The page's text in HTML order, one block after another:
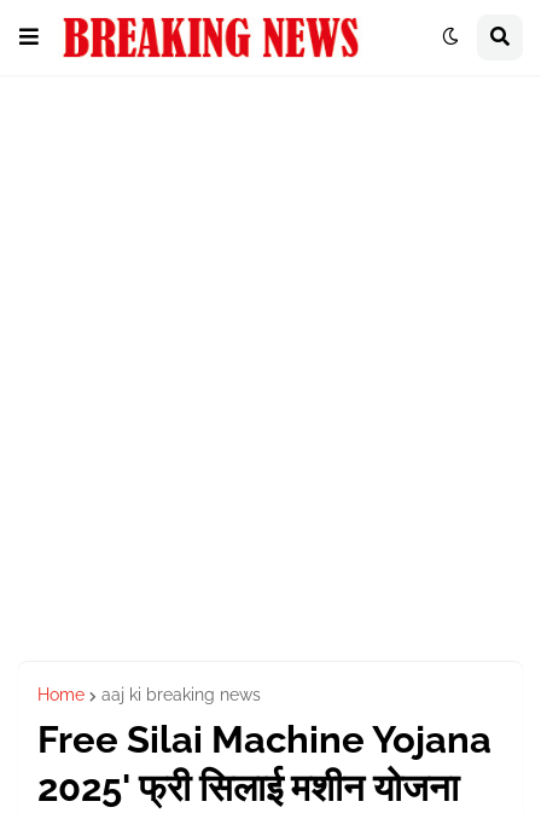
Home aaj ki breaking news
Free Silai Machine Yojana
2025' फ्री सिलाई मशीन योजना